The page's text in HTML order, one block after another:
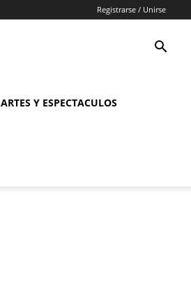
Registrarse / Unirse
ARTES Y ESPECTACULOS